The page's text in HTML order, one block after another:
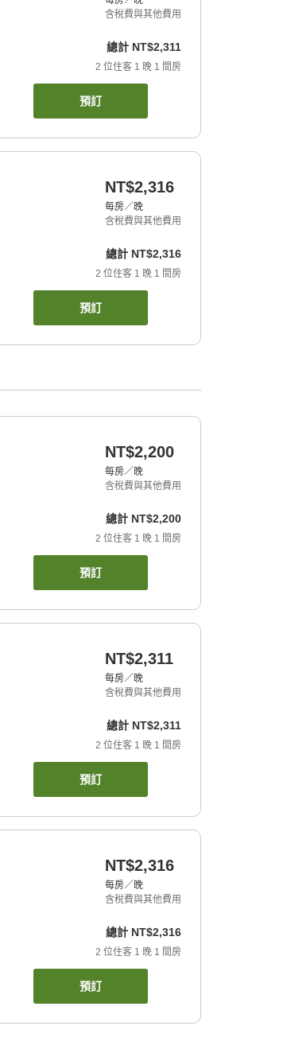
含稅費與其他費用
總計 NT$2,311
2 位住客 1 晚 1 間房
預訂
NT$2,316
每房／晚
含稅費與其他費用
總計 NT$2,316
2 位住客 1 晚 1 間房
預訂
NT$2,200
每房／晚
含稅費與其他費用
總計 NT$2,200
2 位住客 1 晚 1 間房
預訂
NT$2,311
每房／晚
含稅費與其他費用
總計 NT$2,311
2 位住客 1 晚 1 間房
預訂
NT$2,316
每房／晚
含稅費與其他費用
總計 NT$2,316
2 位住客 1 晚 1 間房
預訂